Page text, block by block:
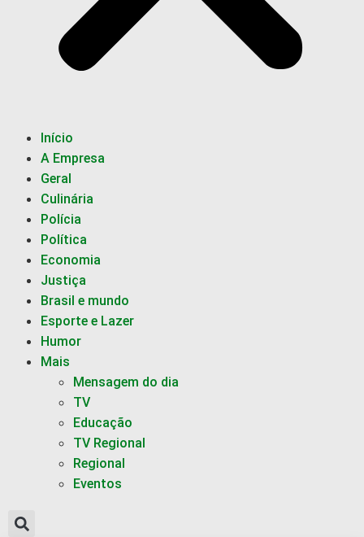
Início
A Empresa
Geral
Culinária
Polícia
Política
Economia
Justiça
Brasil e mundo
Esporte e Lazer
Humor
Mais
Mensagem do dia
TV
Educação
TV Regional
Regional
Eventos